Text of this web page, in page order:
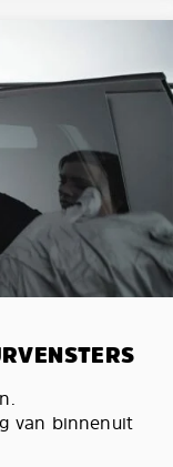
van binnenuit